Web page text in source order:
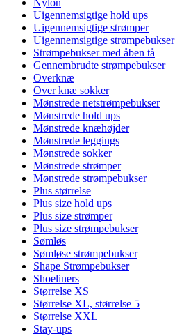
Nylon
Uigennemsigtige hold ups
Uigennemsigtige strømper
Uigennemsigtige strømpebukser
Strømpebukser med åben tå
Gennembrudte strømpebukser
Overknæ
Over knæ sokker
Mønstrede netstrømpebukser
Mønstrede hold ups
Mønstrede knæhøjder
Mønstrede leggings
Mønstrede sokker
Mønstrede strømper
Mønstrede strømpebukser
Plus størrelse
Plus size hold ups
Plus size strømper
Plus size strømpebukser
Sømløs
Sømløse strømpebukser
Shape Strømpebukser
Shoeliners
Størrelse XS
Størrelse XL, størrelse 5
Størrelse XXL
Stay-ups